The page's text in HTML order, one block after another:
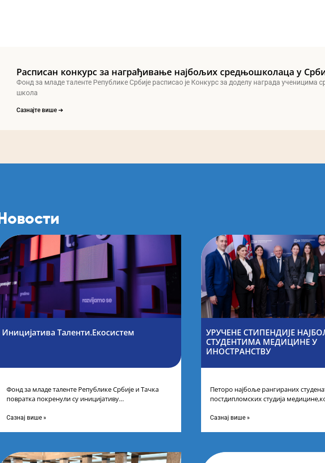
Расписан конкурс за награђивање најбољих средњошколаца у
Фонд за младе таленте Републике Србије расписао је Конкурс за доделу награда ученицима
школа
Сазнајте више ➔
Новости
Иницијатива Таленти.Екосистем
Фонд за младе таленте Републике Србије и Тачка
повратка покренули су иницијативу
представници привреде,
Сазнај више »
УРУЧЕНЕ СТИПЕНДИЈЕ
СТУДЕНТИМА МЕДИЦИНЕ У
ИНОСТРАНСТВУ
Петоро најбоље рангираних
постдипломских студија
је додатнестипендије од по 10.000
Сазнај више »